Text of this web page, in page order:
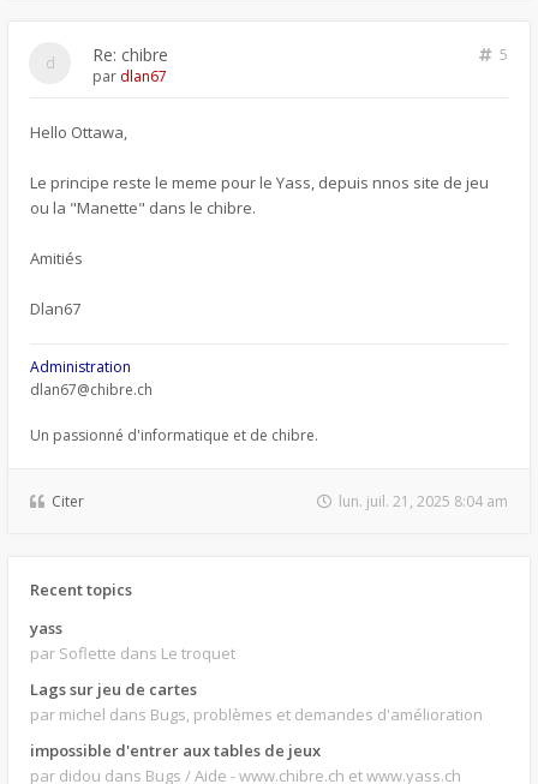
Re: chibre
5
par dlan67
Hello Ottawa,
Le principe reste le meme pour le Yass, depuis nnos site de jeu
ou la "Manette" dans le chibre.
Amitiés
Dlan67
Administration
dlan67@chibre.ch
Un passionné d'informatique et de chibre.
Citer lun. juil. 21, 2025 8:04 am
Recent topics
yass
par Soflette dans Le troquet
Lags sur jeu de cartes
par michel dans Bugs, problèmes et demandes d'amélioration
impossible d'entrer aux tables de jeux
par didou dans Bugs / Aide - www.chibre.ch et www.yass.ch